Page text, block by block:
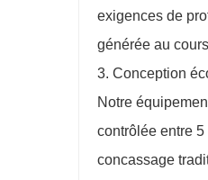
exigences de
générée au
3. Conception
Notre
contrôlée entre
concassage